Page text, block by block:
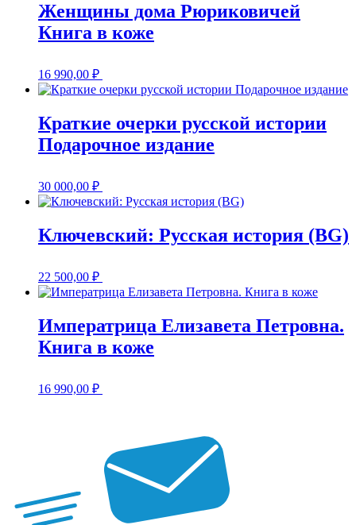
Женщины дома Рюриковичей
Книга в коже
16 990,00 ₽
Краткие очерки русской истории
Подарочное издание
30 000,00 ₽
Ключевский: Русская история (BG)
22 500,00 ₽
Императрица Елизавета Петровна.
Книга в коже
16 990,00 ₽